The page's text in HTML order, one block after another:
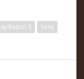
3
Sony